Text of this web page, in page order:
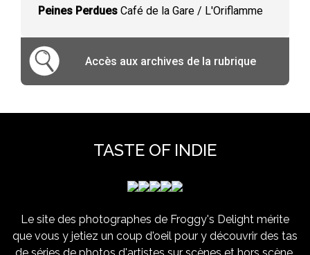
Peines Perdues Café de la Gare / L'Oriflamme
Accès aux archives de la rubrique
TASTE OF INDIE
Le site des photographes de Froggy's Delight mérite
que vous y jetiez un coup d'oeil pour y découvrir des tas